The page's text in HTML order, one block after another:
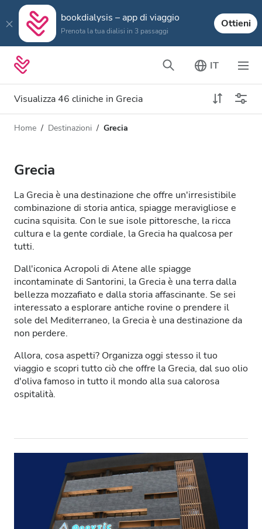
bookdialysis – app di viaggio
Prenota la tua dialisi in 3 passaggi
Ottieni
IT
Visualizza 46 cliniche in Grecia
Tipo di dialisi
Tutti i tipi di dialisi
Dialisi HDF
Accetta
Pazienti con HIV
Pazienti con epatite B
Pazienti con epatite C
GHIC
Snack e bevande
WiFi gratuito
Schermi TV
Trasferimento gratuito
Distanza
Prezzo
Home Destinazioni Grecia
Grecia
La Grecia è una destinazione che offre un'irresistibile
combinazione di storia antica, spiagge meravigliose e
cucina squisita. Con le sue isole pittoresche, la ricca
cultura e la gente cordiale, la Grecia ha qualcosa per
tutti.
Dall'iconica Acropoli di Atene alle spiagge
incontaminate di Santorini, la Grecia è una terra dalla
bellezza mozzafiato e dalla storia affascinante. Se sei
interessato a esplorare antiche rovine o prendere il
sole del Mediterraneo, la Grecia è una destinazione da
non perdere.
Allora, cosa aspetti? Organizza oggi stesso il tuo
viaggio e scopri tutto ciò che offre la Grecia, dal suo olio
d'oliva famoso in tutto il mondo alla sua calorosa
ospitalità.